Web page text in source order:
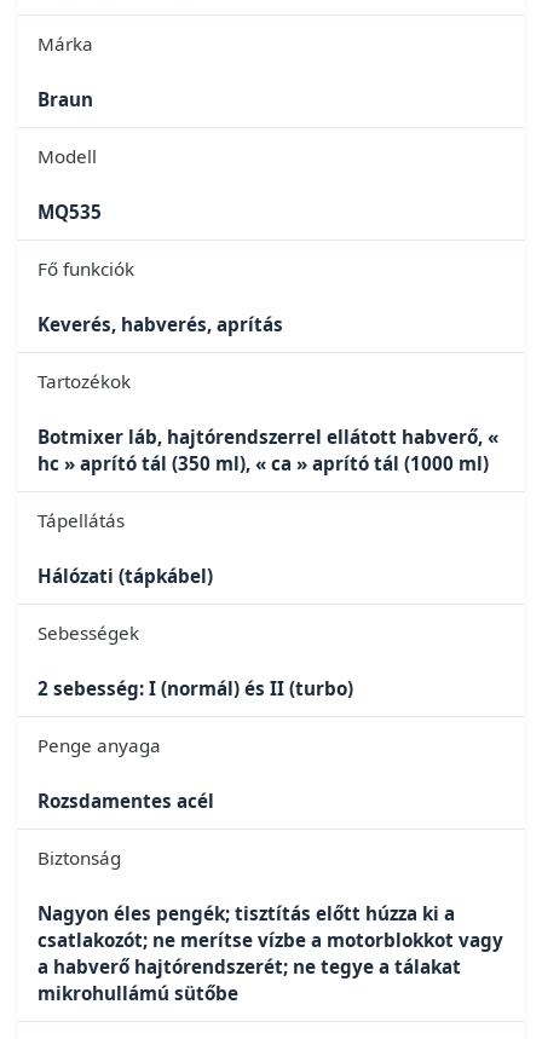
Márka
Braun
Modell
MQ535
Fő funkciók
Keverés, habverés, aprítás
Tartozékok
Botmixer láb, hajtórendszerrel ellátott habverő, «
hc » aprító tál (350 ml), « ca » aprító tál (1000 ml)
Tápellátás
Hálózati (tápkábel)
Sebességek
2 sebesség: I (normál) és II (turbo)
Penge anyaga
Rozsdamentes acél
Biztonság
Nagyon éles pengék; tisztítás előtt húzza ki a
csatlakozót; ne merítse vízbe a motorblokkot vagy
a habverő hajtórendszerét; ne tegye a tálakat
mikrohullámú sütőbe